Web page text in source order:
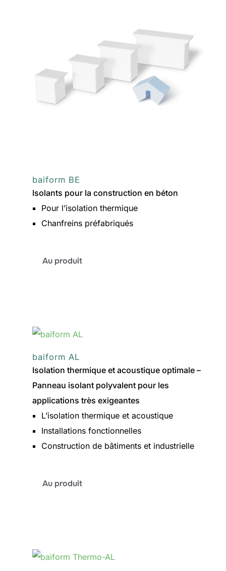
baiform BE
Isolants pour la construction en béton
Pour l’isolation thermique
Chanfreins préfabriqués
Au produit:
baiform AL
Isolation thermique et acoustique optimale –
Panneau isolant polyvalent pour les
applications très exigeantes
L’isolation thermique et acoustique
Installations fonctionnelles
Construction de bâtiments et industrielle
Au produit: